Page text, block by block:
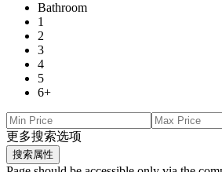
Bathroom
1
2
3
4
5
6+
更多搜索选项
搜索属性